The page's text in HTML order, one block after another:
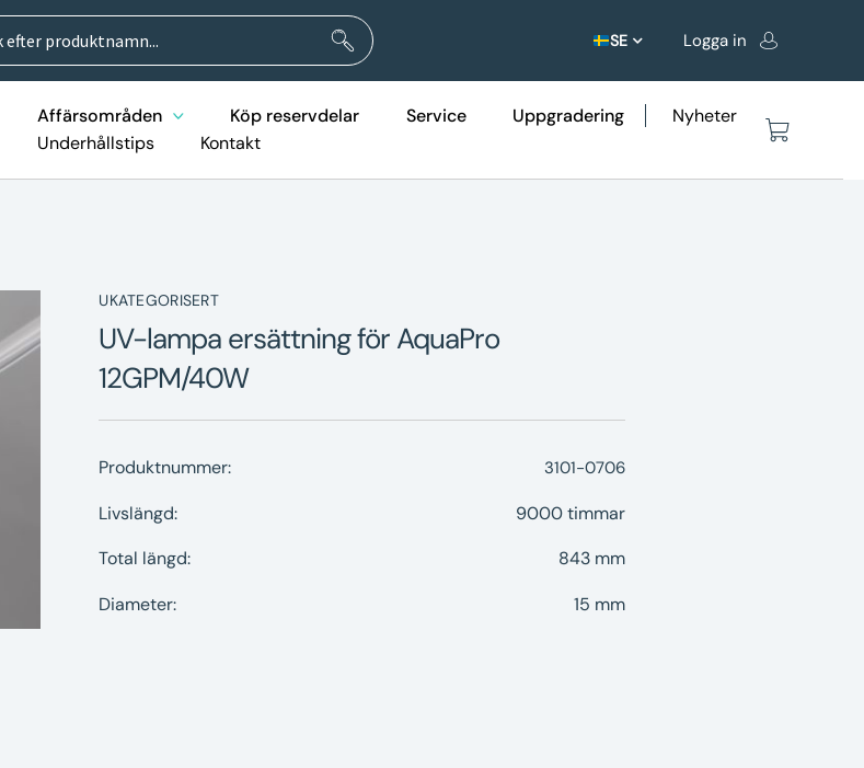
SE Logga in
Affärsområden Köp reservdelar Service Uppgradering
Nyheter
Underhållstips
Kontakt
UKATEGORISERT
UV-lampa ersättning för AquaPro
12GPM/40W
Produktnummer: 3101-0706
Livslängd:
9000 timmar
Total längd:
843 mm
Diameter:
15 mm